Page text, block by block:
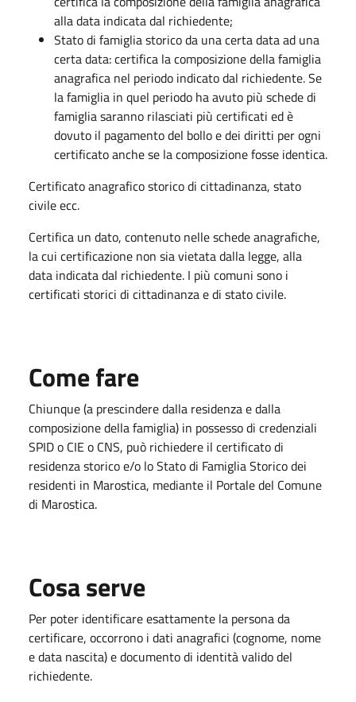
alla data indicata dal richiedente;
Stato di famiglia storico da una certa data ad una
certa data: certifica la composizione della famiglia
anagrafica nel periodo indicato dal richiedente. Se
la famiglia in quel periodo ha avuto più schede di
famiglia saranno rilasciati più certificati ed è
dovuto il pagamento del bollo e dei diritti per ogni
certificato anche se la composizione fosse identica.
Certificato anagrafico storico di cittadinanza, stato
civile ecc.
Certifica un dato, contenuto nelle schede anagrafiche,
la cui certificazione non sia vietata dalla legge, alla
data indicata dal richiedente. I più comuni sono i
certificati storici di cittadinanza e di stato civile.
Come fare
Chiunque (a prescindere dalla residenza e dalla
composizione della famiglia) in possesso di credenziali
SPID o CIE o CNS, può richiedere il certificato di
residenza storico e/o lo Stato di Famiglia Storico dei
residenti in Marostica, mediante il Portale del Comune
di Marostica.
Cosa serve
Per poter identificare esattamente la persona da
certificare, occorrono i dati anagrafici (cognome, nome
e data nascita) e documento di identità valido del
richiedente.